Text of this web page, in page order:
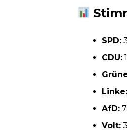
SPD:
CDU:
Linke:
AfD:
Volt: